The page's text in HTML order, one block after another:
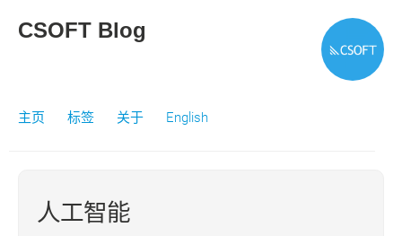
CSOFT Blog
主页 标签 关于 English
人工智能